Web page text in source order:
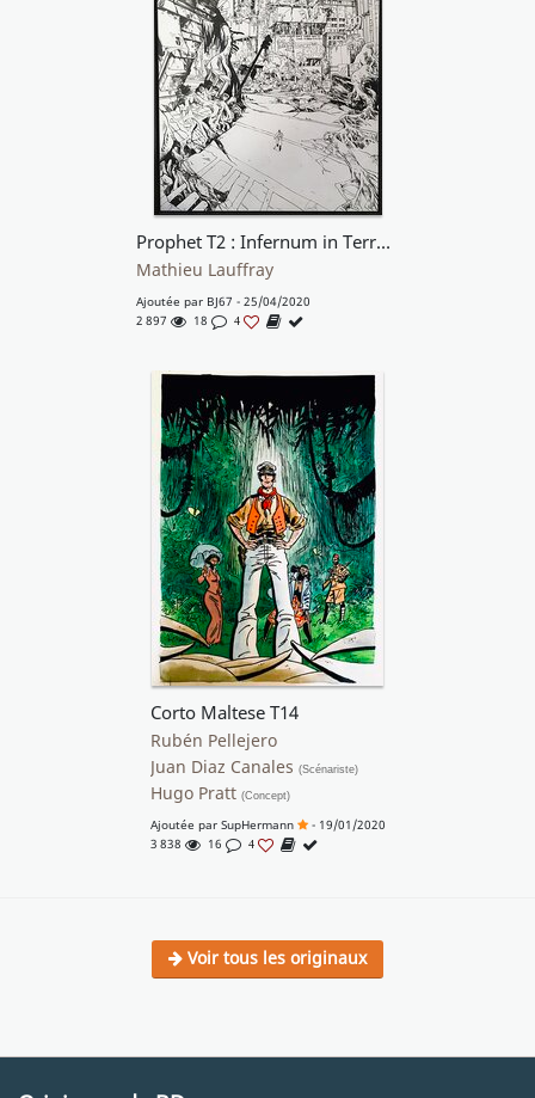
Prophet T2 : Infernum in Terra - Page titre de l'EO du T2
Mathieu Lauffray
Ajoutée par BJ67 - 25/04/2020
2 897
18 4
Corto Maltese T14
Rubén Pellejero
Juan Diaz Canales (Scénariste)
Hugo Pratt (Concept)
Ajoutée par SupHermann
- 19/01/2020
3 838
16 4
Voir tous les originaux